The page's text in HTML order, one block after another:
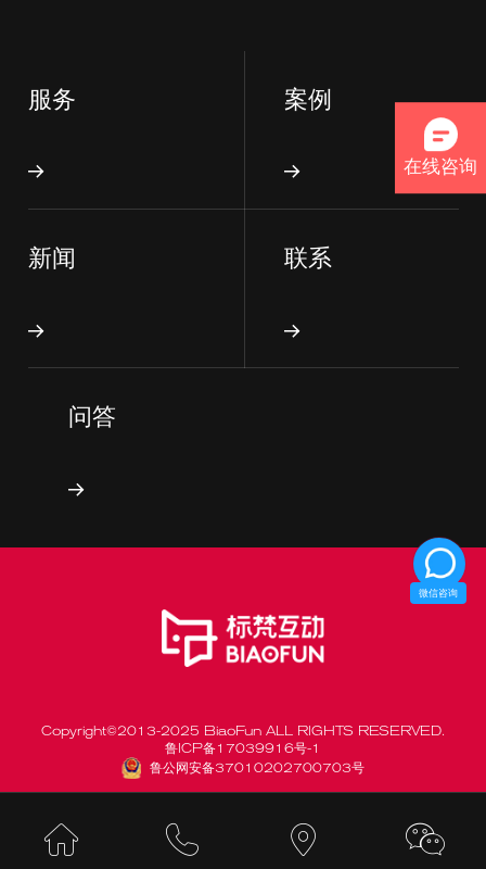
服务 案例
新闻 联系
问答
Copyright©2013-2025 BiaoFun ALL RIGHTS RESERVED.
鲁ICP备17039916号-1
鲁公网安备37010202700703号
微信咨询
在线咨询